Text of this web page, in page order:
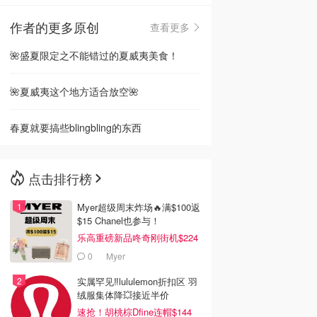
🇳🇿新西兰
作者的更多原创
查看更多
🌺盛夏限定之不能错过的夏威夷美食！
🌺夏威夷这个地方适合放空🌺
春夏就要搞些blingbling的东西
点击排行榜
Myer超级周末炸场🔥满$100返
$15 Chanel也参与！
乐高重磅新品咚奇刚街机$224
0 Myer
实属罕见‼️lululemon折扣区 羽
绒服集体降💥接近半价
速抢！胡桃棕Dfine连帽$144